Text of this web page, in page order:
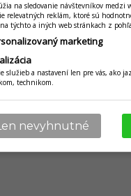
údajov
na sledovanie návštevníkov medzi
relevatných reklám, ktoré sú
týchto a iných web stránkach z
marketing
služieb a nastavení len pre vás, ako
technikom.
nevyhnutné
© 2009 - 2026 Abiset s.r.o. |